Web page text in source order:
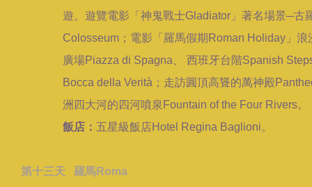
遊。遊覽電影「神鬼戰士Gladiator」著名場景─古
Colosseum；電影「羅馬假期Roman Holiday」浪
廣場Piazza di Spagna、 西班牙台階Spanish Steps
Bocca della Verità；走訪圓頂高聳的萬神殿
洲四大河的四河噴泉Fountain of the Four Rivers。
飯店： 五星級飯店Hotel Regina Baglioni。
第十三天 羅馬Roma